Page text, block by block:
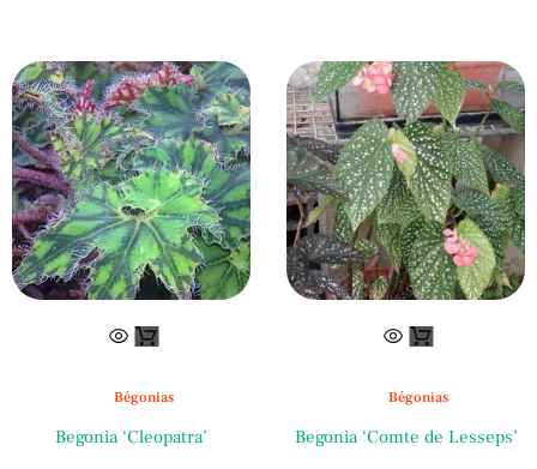
choisies
sur
la
page
du
produit
Bégonias
Begonia ‘Cleopatra’
Bégonias
Begonia ‘Comte de Lesseps’